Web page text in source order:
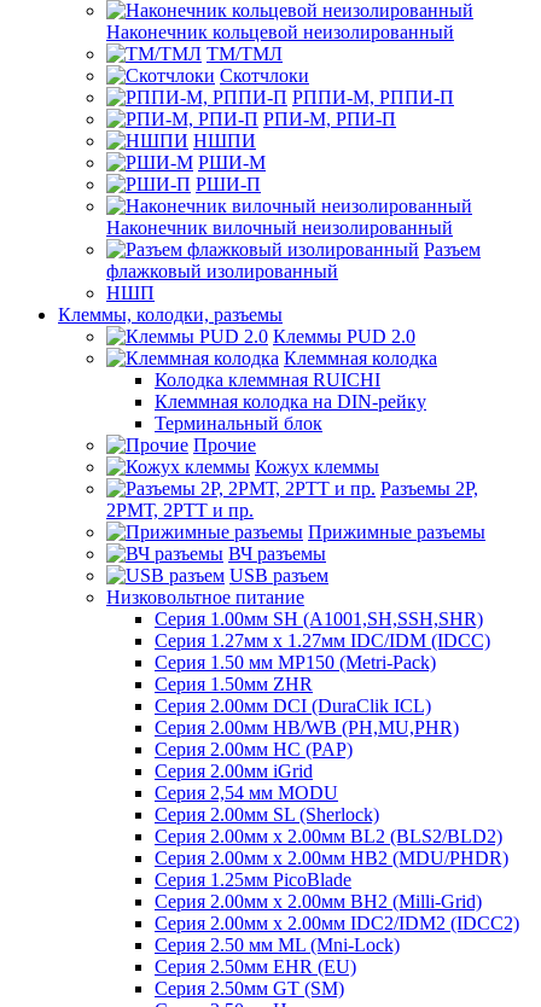
Наконечник кольцевой неизолированный
ТМ/ТМЛ
Скотчлоки
РППИ-М, РППИ-П
РПИ-М, РПИ-П
НШПИ
РШИ-М
РШИ-П
Наконечник вилочный неизолированный
Разъем
флажковый изолированный
НШП
Клеммы, колодки, разъемы
Клеммы PUD 2.0
Клеммная колодка
Колодка клеммная RUICHI
Клеммная колодка на DIN-рейку
Терминальный блок
Прочие
Кожух клеммы
Разъемы 2Р,
2РМТ, 2РТТ и пр.
Прижимные разъемы
ВЧ разъемы
USB разъем
Низковольтное питание
Серия 1.00мм SH (A1001,SH,SSH,SHR)
Серия 1.27мм x 1.27мм IDC/IDM (IDCC)
Серия 1.50 мм MP150 (Metri-Pack)
Серия 1.50мм ZHR
Серия 2.00мм DCI (DuraClik ICL)
Серия 2.00мм HB/WB (PH,MU,PHR)
Серия 2.00мм HC (PAP)
Серия 2.00мм iGrid
Серия 2,54 мм MODU
Серия 2.00мм SL (Sherlock)
Серия 2.00мм x 2.00мм BL2 (BLS2/BLD2)
Серия 2.00мм x 2.00мм HB2 (MDU/PHDR)
Серия 1.25мм PicoBlade
Серия 2.00мм х 2.00мм BH2 (Milli-Grid)
Серия 2.00мм х 2.00мм IDC2/IDM2 (IDCC2)
Серия 2.50 мм ML (Mni-Lock)
Серия 2.50мм EHR (EU)
Серия 2.50мм GT (SM)